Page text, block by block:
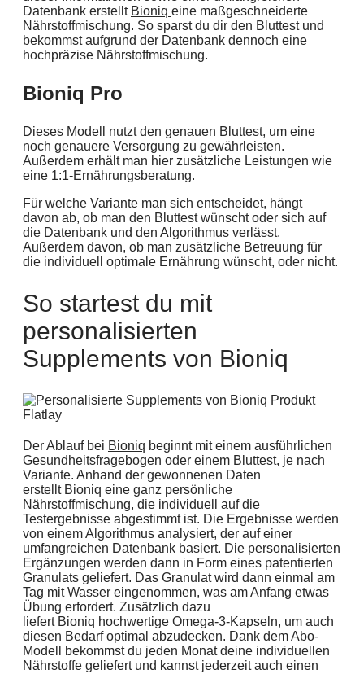
Datenbank erstellt Bioniq eine maßgeschneiderte
Nährstoffmischung. So sparst du dir den Bluttest und
bekommst aufgrund der Datenbank dennoch eine
hochpräzise Nährstoffmischung.
Bioniq Pro
Dieses Modell nutzt den genauen Bluttest, um eine
noch genauere Versorgung zu gewährleisten.
Außerdem erhält man hier zusätzliche Leistungen wie
eine 1:1-Ernährungsberatung.
Für welche Variante man sich entscheidet, hängt
davon ab, ob man den Bluttest wünscht oder sich auf
die Datenbank und den Algorithmus verlässt.
Außerdem davon, ob man zusätzliche Betreuung für
die individuell optimale Ernährung wünscht, oder nicht.
So startest du mit
personalisierten
Supplements von Bioniq
Der Ablauf bei Bioniq beginnt mit einem ausführlichen
Gesundheitsfragebogen oder einem Bluttest, je nach
Variante. Anhand der gewonnenen Daten
erstellt Bioniq eine ganz persönliche
Nährstoffmischung, die individuell auf die
Testergebnisse abgestimmt ist. Die Ergebnisse werden
von einem Algorithmus analysiert, der auf einer
umfangreichen Datenbank basiert. Die personalisierten
Ergänzungen werden dann in Form eines patentierten
Granulats geliefert. Das Granulat wird dann einmal am
Tag mit Wasser eingenommen, was am Anfang etwas
Übung erfordert. Zusätzlich dazu
liefert Bioniq hochwertige Omega-3-Kapseln, um auch
diesen Bedarf optimal abzudecken. Dank dem Abo-
Modell bekommst du jeden Monat deine individuellen
Nährstoffe geliefert und kannst jederzeit auch einen